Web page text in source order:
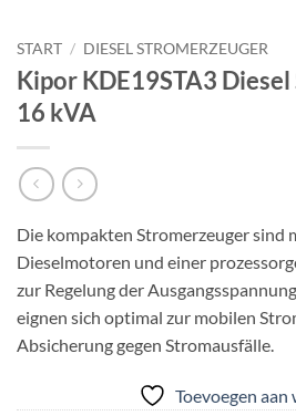
START / DIESEL STROMERZEUGER
Kipor KDE19STA3
16 kVA
Die kompakten Stromerzeuger sind
Dieselmotoren und einer
zur Regelung der
eignen sich optimal zur mobilen
Absicherung gegen Stromausfälle.
Toevoegen aan